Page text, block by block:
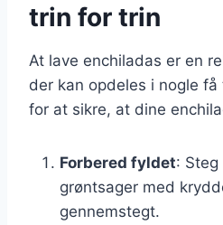
trin for trin
At lave enchiladas er en
der kan opdeles i nogle få
for at sikre, at dine
Forbered fyldet:
grøntsager med
gennemstegt.